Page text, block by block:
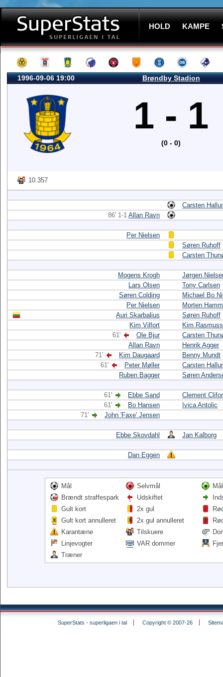
HOLD KAMPE
1996-09-06 19:00 Brøndby Stadion
1 - 1
(0 - 0)
10.357
Carsten
86' 1-1 Allan Ravn
Per Nielsen
Søren Ruhoff
Carsten
Mogens Krogh
Jørgen
Lars Olsen
Tony Carlsen
Søren Colding
Michael Bo
Per Nielsen
Morten Hamm
Auri Skarbalius
Søren Ruhoff
Kim Vilfort
Kim
61'
Ole Bjur
Carsten
Allan Ravn
Henrik Agger
71'
Kim Daugaard
Benny Mundt
61'
Peter Møller
Carsten
Ruben Bagger
Søren
61' Ebbe Sand
Clement
61'
Bo Hansen
Ivica Antolic
71'
John 'Faxe' Jensen
Ebbe Skovdahl Jan Kalborg
Dan Eggen
Mål Selvmål
Brændt straffespark
Udskiftet
Gult kort
2x gul
Gult kort annulleret
2x gul annulleret
Karantæne
Tilskuere
Linjevogter
VAR dommer
Træner
SuperStats - superligaen i tal Copyright © 2007-26